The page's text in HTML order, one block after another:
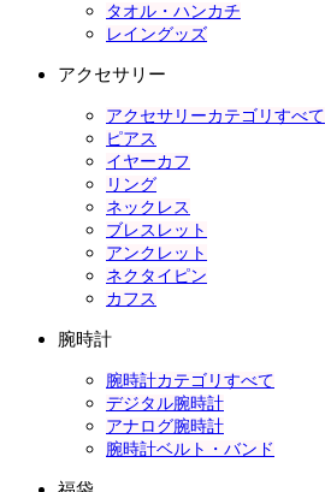
タオル・ハンカチ
レイングッズ
アクセサリー
アクセサリーカテゴリすべて
ピアス
イヤーカフ
リング
ネックレス
ブレスレット
アンクレット
ネクタイピン
カフス
腕時計
腕時計カテゴリすべて
デジタル腕時計
アナログ腕時計
腕時計ベルト・バンド